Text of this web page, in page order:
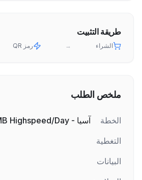
طريقة التثبيت
الشراء → رمز QR
ملخص الطلب
الخطة
آسيا - Unlimited - 500MB Highspeed/Day
التغطية
البيانات